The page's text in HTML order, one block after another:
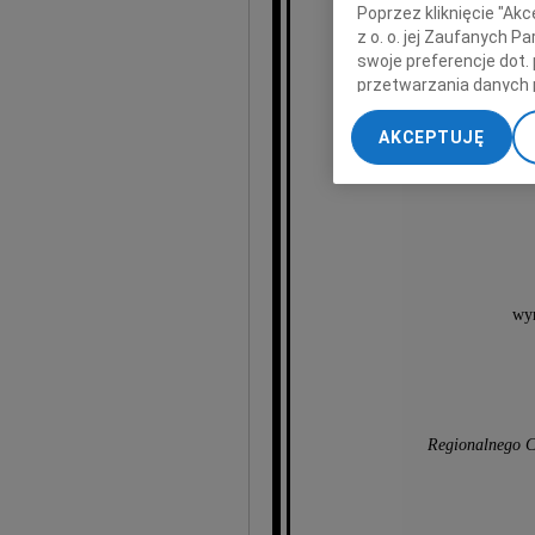
Regionalnego
Poprzez kliknięcie
z o. o. jej Zaufanych
swoje preferencje dot.
przetwarzania danych
„Ustawienia
My, nasi Zaufani
dokładnych danych
Przechowywanie
treści, badnie
AKCEPTUJĘ